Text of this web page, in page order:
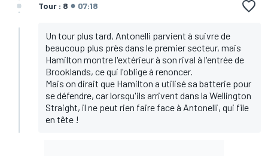
Tour : 8 07:18
Un tour plus tard, Antonelli parvient à suivre de
beaucoup plus près dans le premier secteur, mais
Hamilton montre l'extérieur à son rival à l'entrée de
Brooklands, ce qui l'oblige à renoncer.
Mais on dirait que Hamilton a utilisé sa batterie pour
se défendre, car lorsqu'ils arrivent dans la Wellington
Straight, il ne peut rien faire face à Antonelli, qui file
en tête !